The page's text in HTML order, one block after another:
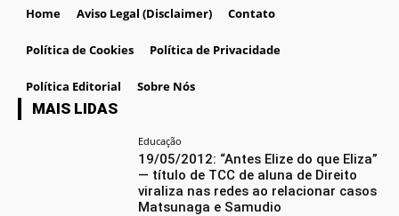
Home Aviso Legal (Disclaimer) Contato
Política de Cookies Política de Privacidade
Política Editorial Sobre Nós
MAIS LIDAS
Educação
19/05/2012: “Antes Elize do que Eliza”
— título de TCC de aluna de Direito
viraliza nas redes ao relacionar casos
Matsunaga e Samudio